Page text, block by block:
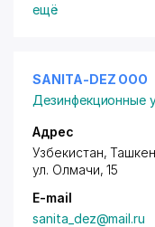
ещё
SANITA-DEZ ООО
Дезинфекционные
Адрес
Узбекистан,
ул. Олмачи, 15
E-mail
sanita_dez@mail.ru